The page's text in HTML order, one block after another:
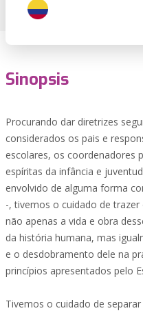
Sinopsis
Procurando dar diretrizes
considerados os pais e
escolares, os coordenadores
espíritas da infância e
envolvido de alguma forma
-, tivemos o cuidado de
não apenas a vida e obra
da história humana, mas
e o desdobramento dele na
princípios apresentados pelo
Tivemos o cuidado de